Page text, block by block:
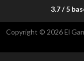
3.7 / 5
Copyright © 2026 El